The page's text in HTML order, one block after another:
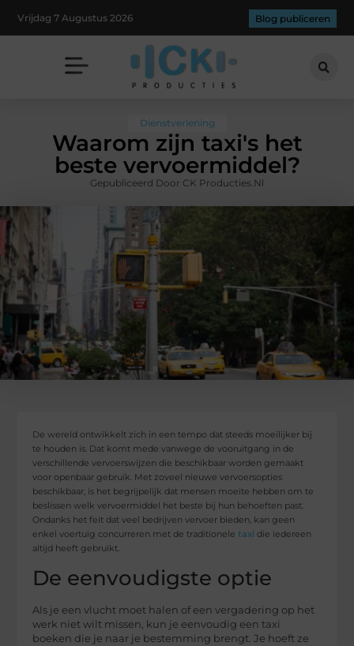
Vrijdag 7 Augustus 2026 Blog publiceren
Dienstverlening
Waarom zijn taxi's het
beste vervoermiddel?
Gepubliceerd Door CK Producties.nl
De wereld ontwikkelt zich in een tempo dat steeds moeilijker bij
te houden is. Dat komt mede vanwege de vooruitgang in de
verschillende vervoerswijzen die beschikbaar worden gemaakt
voor openbaar gebruik. Met zoveel nieuwe vervoersopties
beschikbaar, is het begrijpelijk dat mensen moeite hebben om te
beslissen welk vervoermiddel het beste bij hun behoeften past.
Ondanks het feit dat veel bedrijven vervoer bieden, kan geen
enkel voertuig concurreren met de traditioneletaxi die iedereen
altijd heeft gebruikt.
De eenvoudigste optie
Als je een vlucht moet halen of een vergadering op het
werk niet wilt missen, kun je eenvoudig een taxi
boeken die je naar je bestemming brengt. Je hoeft ze